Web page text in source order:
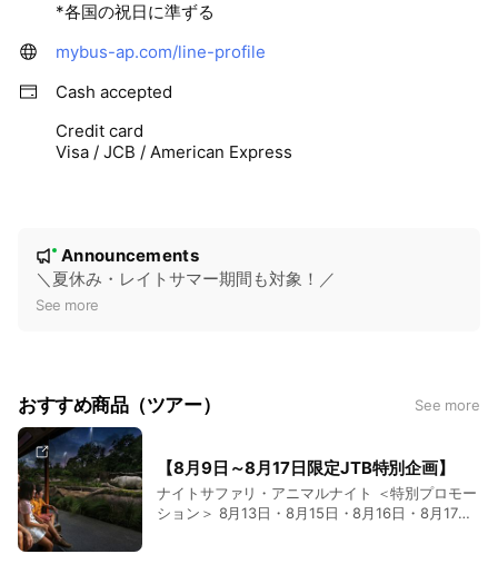
*各国の祝日に準ずる
mybus-ap.com/line-profile
Cash accepted
Credit card
Visa / JCB / American Express
e
New
Announcements
＼夏休み・レイトサマー期間も対象！／
See more
おすすめ商品（ツアー） See more
【8月9日～8月17日限定JTB特別企画】
ナイトサファリ・アニマルナイト ＜特別プロモー
ション＞ 8月13日・8月15日・8月16日・8月17日